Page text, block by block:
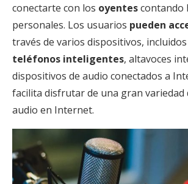
conectarte con los oyentescontando
personales. Los usuarios pueden
través de varios dispositivos,
teléfonos inteligentes, altavoces
dispositivos de audio conectados a
facilita disfrutar de una gran variedad
audio en Internet.